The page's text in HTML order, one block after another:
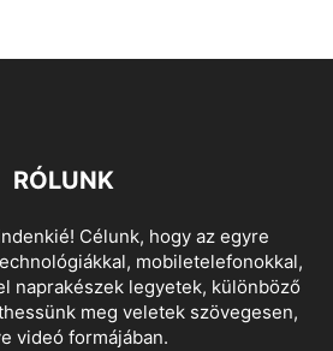
RÓLUNK
Célunk, hogy az egyre
mobiletelefonokkal,
naprakészek legyetek, különböző
meg veletek szövegesen,
videó formájában.